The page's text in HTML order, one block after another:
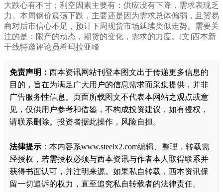
大跌心有不甘 ；利空因素主要有 ： 供应没有下降，需求表现乏
力 。本周钢价震荡下跌 ， 主要还是因为需求总体偏弱，且贸易
商对后市信心不足， 预计下周现货市场延续类似走势。需要关
注的是： 限产的动态，期货的变化，需求的力度。 [文]西本新
干线特邀评论员希玛拉亚峰
免责声明： 西本资讯网站刊登本图文出于传递更多信息的
目的，旨在为满足广大用户的信息需求而采集提供，并非
广告服务性信息。页面所载图文不代表本网站之观点或意
见，仅供用户参考和借鉴，不构成投资建议，如有侵权，
请联系删除。投资者据此操作，风险自担。
法律提示 ：本内容系www.steelx2.com编辑、整理，转载需
经授权，若需授权必须与西本资讯与作者本人取得联系并
获得书面认可，并注明来源。如果私自转载，西本资讯保
留一切追诉的权力，直至追究私自转载者的法律责任。